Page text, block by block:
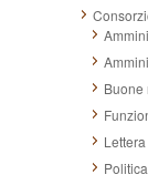
Buone